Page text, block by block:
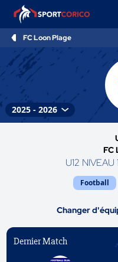
FC Loon Plage
FC
U12 NIVEAU
Football
Changer
Dernier Match